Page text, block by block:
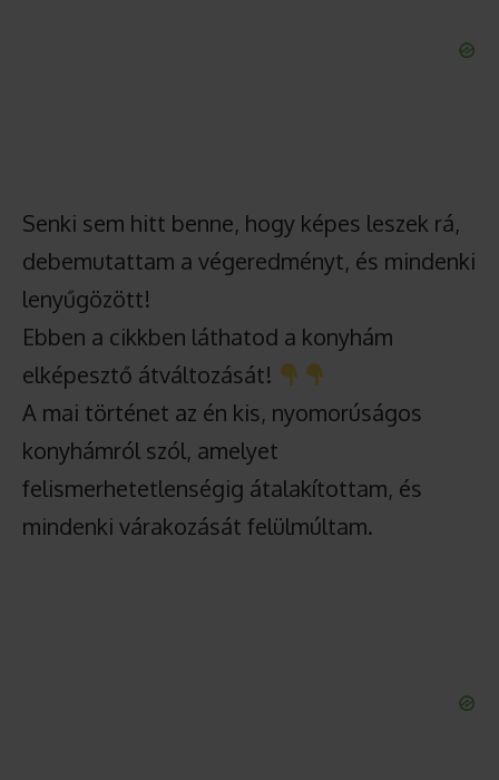
Senki sem hitt benne, hogy képes leszek rá,
debemutattam a végeredményt, és mindenki
lenyűgözött!
Ebben a cikkben láthatod a konyhám
elképesztő átváltozását!
A mai történet az én kis, nyomorúságos
konyhámról szól, amelyet
felismerhetetlenségig átalakítottam, és
mindenki várakozását felülmúltam.